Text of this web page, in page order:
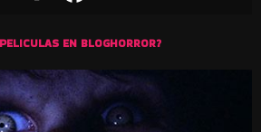
EN BLOGHORROR?